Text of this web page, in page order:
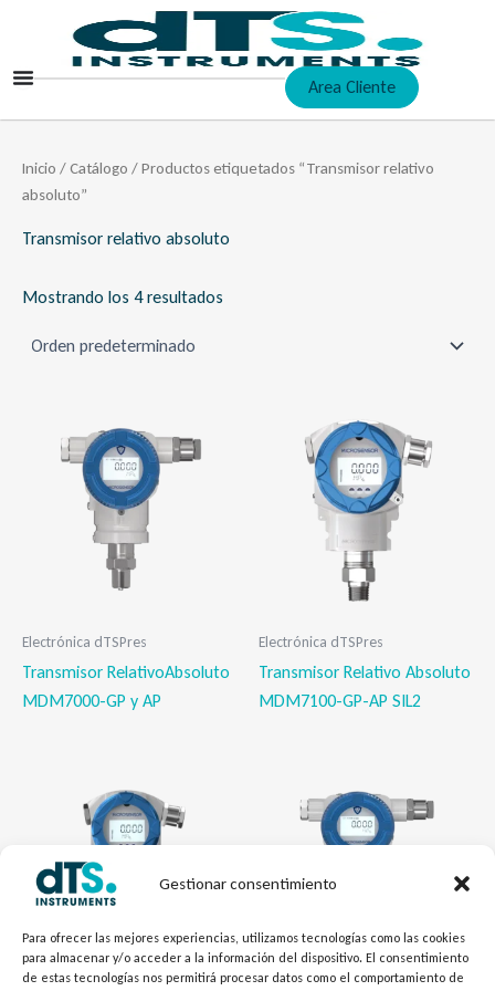
Gestionar consentimiento
Para ofrecer las mejores experiencias, utilizamos tecnologías como las cookies
para almacenar y/o acceder a la información del dispositivo. El consentimiento
de estas tecnologías nos permitirá procesar datos como el comportamiento de
contenido
Area Cliente
Inicio /Catálogo / Productos etiquetados “Transmisor relativo
absoluto”
Transmisor relativo absoluto
Mostrando los 4 resultados
Electrónica dTSPres
Transmisor RelativoAbsoluto
MDM7000-GP y AP
Electrónica dTSPres
Transmisor Relativo Absoluto
MDM7100-GP-AP SIL2